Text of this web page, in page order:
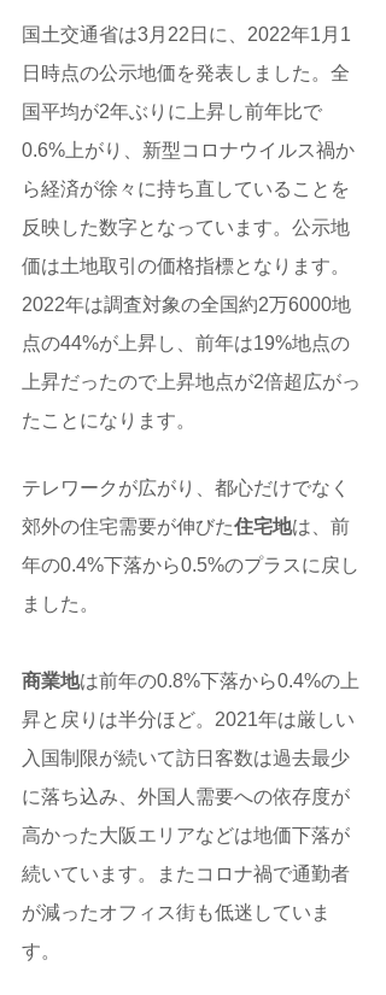
国土交通省は3月22日に、2022年1月1
日時点の公示地価を発表しました。全
国平均が2年ぶりに上昇し前年比で
0.6%上がり、新型コロナウイルス禍か
ら経済が徐々に持ち直していることを
反映した数字となっています。公示地
価は土地取引の価格指標となります。
2022年は調査対象の全国約2万6000地
点の44%が上昇し、前年は19%地点の
上昇だったので上昇地点が2倍超広がっ
たことになります。
テレワークが広がり、都心だけでなく
郊外の住宅需要が伸びた住宅地は、前
年の0.4%下落から0.5%のプラスに戻し
ました。
商業地は前年の0.8%下落から0.4%の上
昇と戻りは半分ほど。2021年は厳しい
入国制限が続いて訪日客数は過去最少
に落ち込み、外国人需要への依存度が
高かった大阪エリアなどは地価下落が
続いています。またコロナ禍で通勤者
が減ったオフィス街も低迷していま
す。